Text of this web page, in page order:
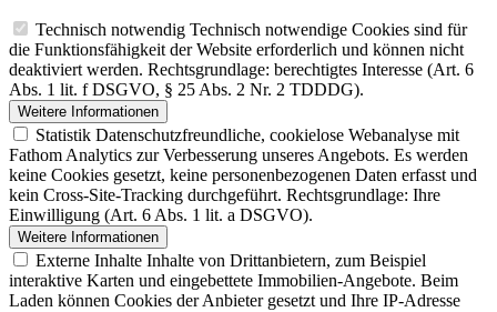
Technisch notwendig Technisch notwendige Cookies sind für
die Funktionsfähigkeit der Website erforderlich und können nicht
deaktiviert werden. Rechtsgrundlage: berechtigtes Interesse (Art. 6
Abs. 1 lit. f DSGVO, § 25 Abs. 2 Nr. 2 TDDDG).
Weitere Informationen
Statistik Datenschutzfreundliche, cookielose Webanalyse mit
Fathom Analytics zur Verbesserung unseres Angebots. Es werden
keine Cookies gesetzt, keine personenbezogenen Daten erfasst und
kein Cross-Site-Tracking durchgeführt. Rechtsgrundlage: Ihre
Einwilligung (Art. 6 Abs. 1 lit. a DSGVO).
Weitere Informationen
Externe Inhalte Inhalte von Drittanbietern, zum Beispiel
interaktive Karten und eingebettete Immobilien-Angebote. Beim
Laden können Cookies der Anbieter gesetzt und Ihre IP-Adresse